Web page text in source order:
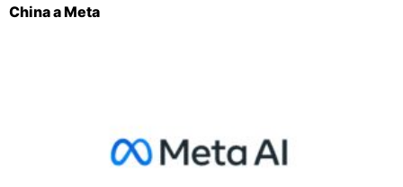
China a Meta